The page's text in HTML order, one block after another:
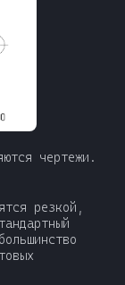
чертежи.
резкой,